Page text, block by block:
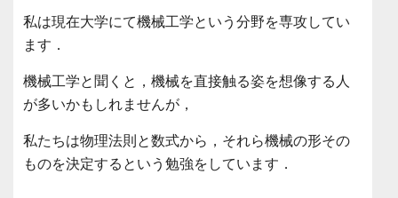
私は現在大学にて機械工学という分野を専攻してい
ます．
機械工学と聞くと，機械を直接触る姿を想像する人
が多いかもしれませんが，
私たちは物理法則と数式から，それら機械の形その
ものを決定するという勉強をしています．